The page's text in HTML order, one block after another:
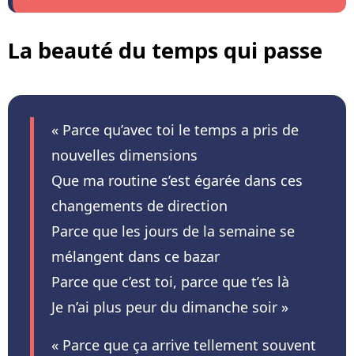
La beauté du temps qui passe
« Parce qu’avec toi le temps a pris de
nouvelles dimensions
Que ma routine s’est égarée dans ces
changements de direction
Parce que les jours de la semaine se
mélangent dans ce bazar
Parce que c’est toi, parce que t’es là
Je n’ai plus peur du dimanche soir »
« Parce que ça arrive tellement souvent